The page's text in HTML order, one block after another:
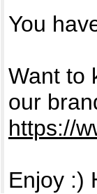
You
Want to
our
https://
Enjoy :)